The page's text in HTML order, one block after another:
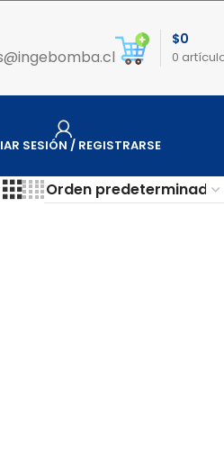
0
$0
SESIÓN / REGISTRARSE